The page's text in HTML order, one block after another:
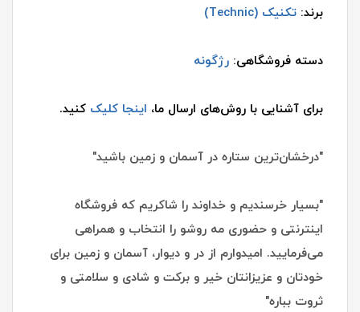
برند: تکنیک (Technic)
دسته فروشگاهی: رژگونه
برای آشنایی با روش‌های ارسال ما، اینجا کلیک کنید.
"درخشان‌ترین ستاره در آسمان و زمین باشید"
"بسیار خرسندیم و خداوند را شاکریم که فروشگاه
اینترنتی و حضوری مه روشو را انتخاب و همراهی
می‌فرمایید. امیدوارم از در و دیوار، آسمان و زمین برای
خودتان و عزیزانتان خیر و برکت و شادی و سلامتی و
ثروت بباره"